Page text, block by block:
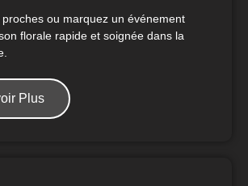
ou marquez un événement
florale rapide et soignée dans la
Plus